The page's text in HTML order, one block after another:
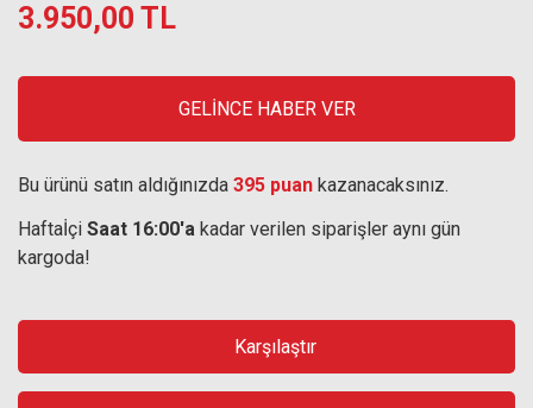
3.950,00 TL
GELİNCE HABER VER
Bu ürünü satın aldığınızda 395 puan kazanacaksınız.
Haftaİçi Saat 16:00'a kadar verilen siparişler aynı gün
kargoda!
Karşılaştır